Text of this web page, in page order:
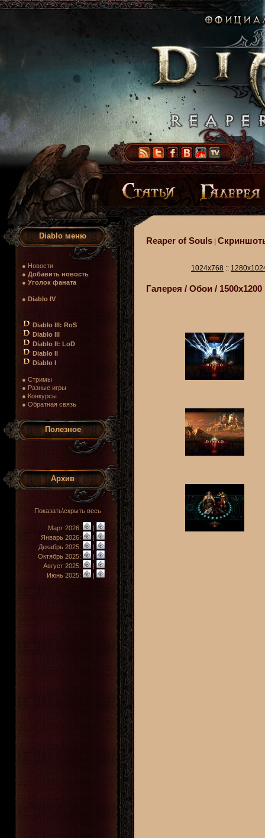
Diablo меню
● Новости
● Добавить новость
● Уголок фаната
● Diablo IV
Diablo III: RoS
Diablo III
Diablo II: LoD
Diablo II
Diablo I
● Стримы
● Разные игры
● Конкурсы
● Обратная связь
Полезное
Архив
Показать\скрыть весь
Март 2026:
|
Январь 2026:
|
Декабрь 2025:
|
Октябрь 2025:
|
Август 2025:
|
Июнь 2025:
|
Reaper of Souls
1024x768 ::
Галерея / Обои / 1500x1200